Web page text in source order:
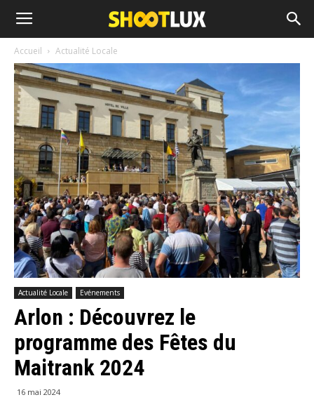
Accueil Actualité Locale
Actualité Locale Evénements
Arlon : Découvrez le
programme des Fêtes du
Maitrank 2024
16 mai 2024